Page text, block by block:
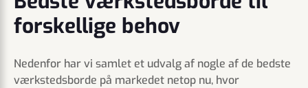
forskellige behov
Nedenfor har vi samlet et udvalg af nogle af de bedste
værkstedsborde på markedet netop nu, hvor